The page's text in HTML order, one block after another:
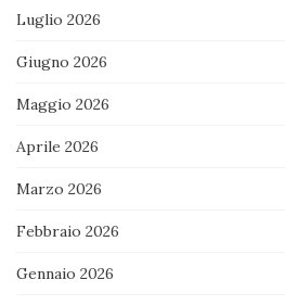
Luglio 2026
Giugno 2026
Maggio 2026
Aprile 2026
Marzo 2026
Febbraio 2026
Gennaio 2026